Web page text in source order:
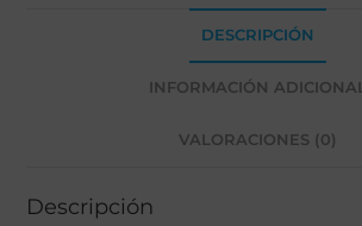
DESCRIPCIÓN
INFORMACIÓN ADICIONAL
VALORACIONES (0)
Descripción